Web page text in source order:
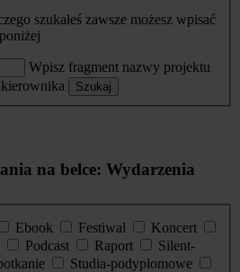
szukałeś zawsze możesz wpisać
Wpisz fragment nazwy projektu
Szukaj
na belce: Wydarzenia
Ebook Festiwal
Koncert
Podcast Raport
Silent-
Studia-podyplomowe